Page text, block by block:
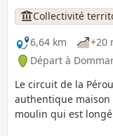
Collectivité
6,64 km
+20
Départ à
Le circuit de la
authentique maison
moulin qui est